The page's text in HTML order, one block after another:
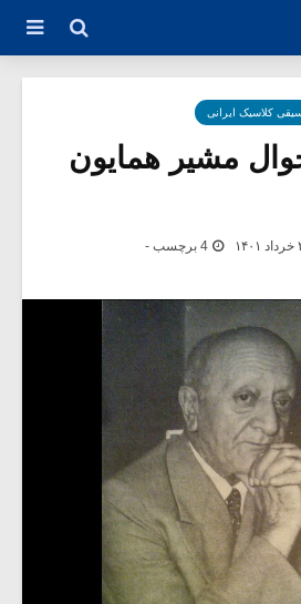
کلاسیک ایرانی
مشیر همایون
4 برچسب -